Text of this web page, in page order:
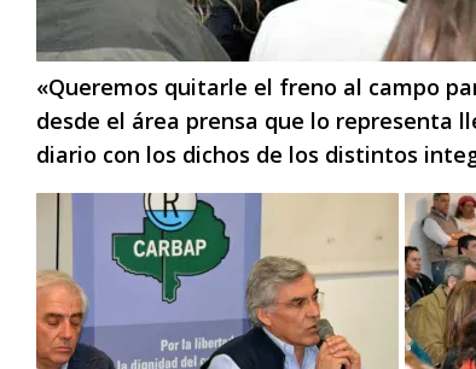
«Queremos quitarle el freno al campo
desde el área prensa que lo representa
diario con los dichos de los distintos